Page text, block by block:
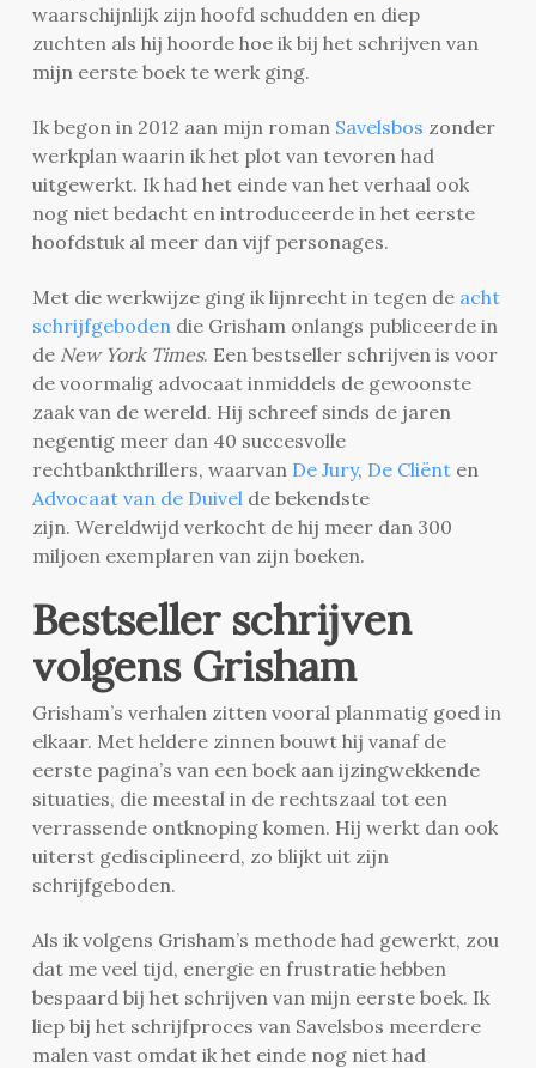
waarschijnlijk zijn hoofd schudden en diep
zuchten als hij hoorde hoe ik bij het schrijven van
mijn eerste boek te werk ging.
Ik begon in 2012 aan mijn roman Savelsbos zonder
werkplan waarin ik het plot van tevoren had
uitgewerkt. Ik had het einde van het verhaal ook
nog niet bedacht en introduceerde in het eerste
hoofdstuk al meer dan vijf personages.
Met die werkwijze ging ik lijnrecht in tegen de acht
schrijfgeboden die Grisham onlangs publiceerde in
de New York Times. Een bestseller schrijven is voor
de voormalig advocaat inmiddels de gewoonste
zaak van de wereld. Hij schreef sinds de jaren
negentig meer dan 40 succesvolle
rechtbankthrillers, waarvan De Jury, De Cliënt en
Advocaat van de Duivel de bekendste
zijn. Wereldwijd verkocht de hij meer dan 300
miljoen exemplaren van zijn boeken.
Bestseller schrijven
volgens Grisham
Grisham’s verhalen zitten vooral planmatig goed in
elkaar. Met heldere zinnen bouwt hij vanaf de
eerste pagina’s van een boek aan ijzingwekkende
situaties, die meestal in de rechtszaal tot een
verrassende ontknoping komen. Hij werkt dan ook
uiterst gedisciplineerd, zo blijkt uit zijn
schrijfgeboden.
Als ik volgens Grisham’s methode had gewerkt, zou
dat me veel tijd, energie en frustratie hebben
bespaard bij het schrijven van mijn eerste boek. Ik
liep bij het schrijfproces van Savelsbos meerdere
malen vast omdat ik het einde nog niet had